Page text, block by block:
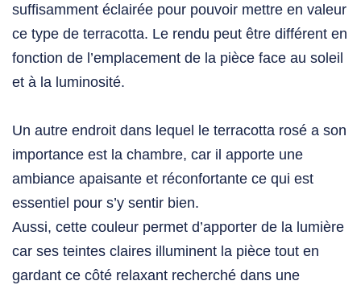
suffisamment éclairée pour pouvoir mettre en valeur
ce type de terracotta. Le rendu peut être différent en
fonction de l’emplacement de la pièce face au soleil
et à la luminosité.
Un autre endroit dans lequel le terracotta rosé a son
importance est la chambre, car il apporte une
ambiance apaisante et réconfortante ce qui est
essentiel pour s’y sentir bien.
Aussi, cette couleur permet d’apporter de la lumière
car ses teintes claires illuminent la pièce tout en
gardant ce côté relaxant recherché dans une